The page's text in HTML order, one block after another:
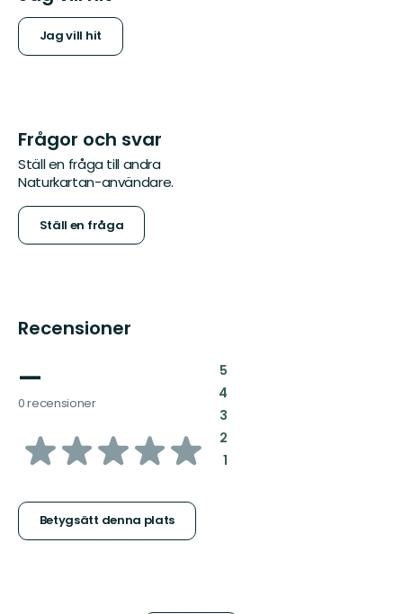
Jag vill hit
Frågor och svar
Ställ en fråga till andra
Naturkartan-användare.
Ställ en fråga
Recensioner
—
0 recensioner
av
stjärnor
Betygsätt denna plats
5:
4:
3:
2:
1: